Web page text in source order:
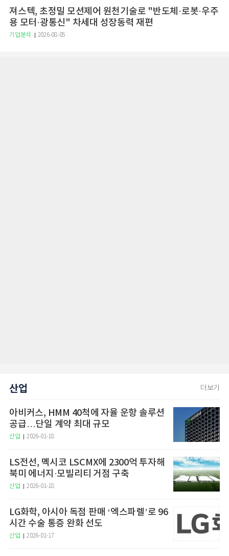
져스텍, 초정밀 모션제어 원천기술로 "반도체·로봇·우주
용 모터·광통신" 차세대 성장동력 재편
기업분석 2026-08-05
산업 더보기
아비커스, HMM 40척에 자율 운항 솔루션
공급…단일 계약 최대 규모
산업 2026-01-18
LS전선, 멕시코 LSCMX에 2300억 투자해
북미 에너지·모빌리티 거점 구축
산업 2026-01-18
LG화학, 아시아 독점 판매 ‘엑스파렐’로 96
시간 수술 통증 완화 선도
산업 2026-01-17